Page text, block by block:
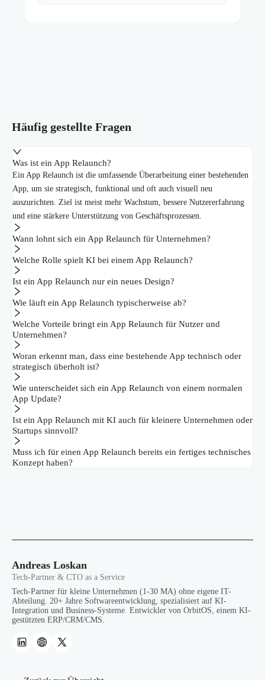
Häufig gestellte Fragen
Was ist ein App Relaunch?
Ein App Relaunch ist die umfassende Überarbeitung einer bestehenden
App, um sie strategisch, funktional und oft auch visuell neu
auszurichten. Ziel ist meist mehr Wachstum, bessere Nutzererfahrung
und eine stärkere Unterstützung von Geschäftsprozessen.
Wann lohnt sich ein App Relaunch für Unternehmen?
Welche Rolle spielt KI bei einem App Relaunch?
Ist ein App Relaunch nur ein neues Design?
Wie läuft ein App Relaunch typischerweise ab?
Welche Vorteile bringt ein App Relaunch für Nutzer und
Unternehmen?
Woran erkennt man, dass eine bestehende App technisch oder
strategisch überholt ist?
Wie unterscheidet sich ein App Relaunch von einem normalen
App Update?
Ist ein App Relaunch mit KI auch für kleinere Unternehmen oder
Startups sinnvoll?
Muss ich für einen App Relaunch bereits ein fertiges technisches
Konzept haben?
Andreas Loskan
Tech-Partner & CTO as a Service
Tech-Partner für kleine Unternehmen (1-30 MA) ohne eigene IT-
Abteilung. 20+ Jahre Softwareentwicklung, spezialisiert auf KI-
Integration und Business-Systeme. Entwickler von OrbitOS, einem KI-
gestützten ERP/CRM/CMS.